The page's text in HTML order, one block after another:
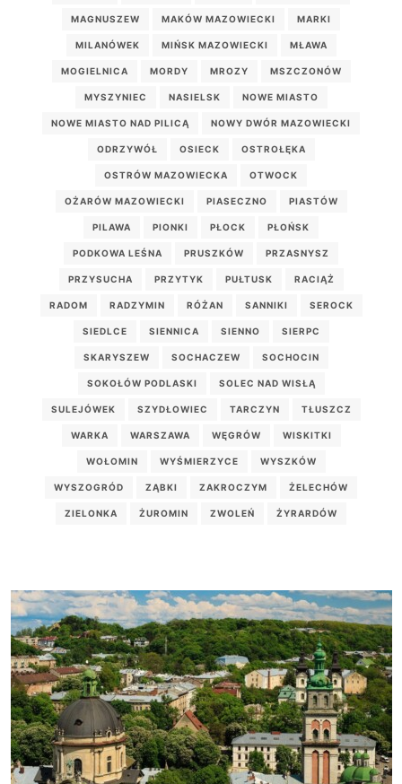
MAGNUSZEW MAKÓW MAZOWIECKI MARKI
MILANÓWEK MIŃSK MAZOWIECKI MŁAWA
MOGIELNICA MORDY MROZY MSZCZONÓW
MYSZYNIEC NASIELSK NOWE MIASTO
NOWE MIASTO NAD PILICĄ NOWY DWÓR MAZOWIECKI
ODRZYWÓŁ OSIECK OSTROŁĘKA
OSTRÓW MAZOWIECKA OTWOCK
OŻARÓW MAZOWIECKI PIASECZNO PIASTÓW
PILAWA PIONKI PŁOCK PŁOŃSK
PODKOWA LEŚNA PRUSZKÓW PRZASNYSZ
PRZYSUCHA PRZYTYK PUŁTUSK RACIĄŻ
RADOM RADZYMIN RÓŻAN SANNIKI SEROCK
SIEDLCE SIENNICA SIENNO SIERPC
SKARYSZEW SOCHACZEW SOCHOCIN
SOKOŁÓW PODLASKI SOLEC NAD WISŁĄ
SULEJÓWEK SZYDŁOWIEC TARCZYN TŁUSZCZ
WARKA WARSZAWA WĘGRÓW WISKITKI
WOŁOMIN WYŚMIERZYCE WYSZKÓW
WYSZOGRÓD ZĄBKI ZAKROCZYM ŻELECHÓW
ZIELONKA ŻUROMIN ZWOLEŃ ŻYRARDÓW